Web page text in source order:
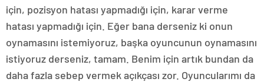
için, pozisyon hatası yapmadığı için, karar verme
hatası yapmadığı için. Eğer bana derseniz ki onun
oynamasını istemiyoruz, başka oyuncunun oynamasını
istiyoruz derseniz, tamam. Benim için artık bundan da
daha fazla sebep vermek açıkçası zor. Oyuncularımı da